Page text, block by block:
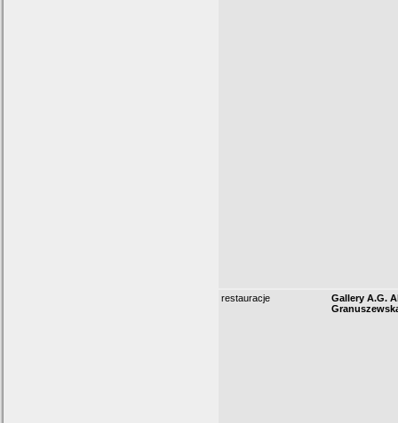
restauracje
Gallery A.G.